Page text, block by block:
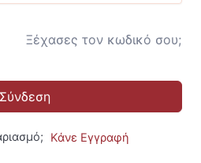
Ξέχασες τον κωδικό σου;
Σύνδεση
Κάνε Εγγραφή